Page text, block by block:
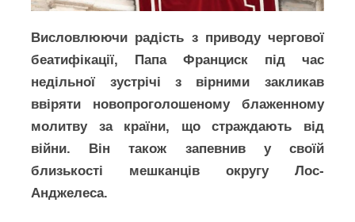
Висловлюючи радість з приводу чергової
беатифікації, Папа Франциск під час
недільної зустрічі з вірними закликав
ввіряти новопроголошеному блаженному
молитву за країни, що страждають від
війни. Він також запевнив у своїй
близькості мешканців округу Лос-
Анджелеса.